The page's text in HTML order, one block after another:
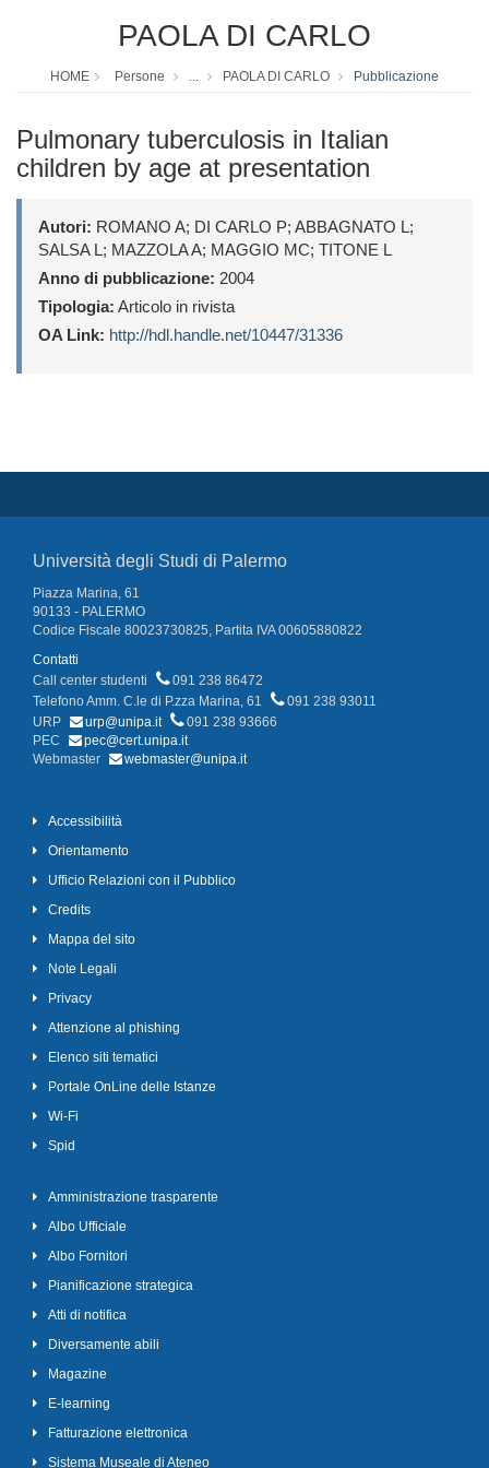
PAOLA DI CARLO
HOME Persone ... PAOLA DI CARLO Pubblicazione
Pulmonary tuberculosis in Italian
children by age at presentation
Autori: ROMANO A; DI CARLO P; ABBAGNATO L;
SALSA L; MAZZOLA A; MAGGIO MC; TITONE L
Anno di pubblicazione: 2004
Tipologia: Articolo in rivista
OA Link: http://hdl.handle.net/10447/31336
Università degli Studi di Palermo
Piazza Marina, 61
90133 - PALERMO
Codice Fiscale 80023730825, Partita IVA 00605880822
Contatti
Call center studenti
091 238 86472
Telefono Amm. C.le di P.zza Marina, 61
091 238 93011
URP
urp@unipa.it
091 238 93666
PEC
pec@cert.unipa.it
Webmaster
webmaster@unipa.it
Accessibilità
Orientamento
Ufficio Relazioni con il Pubblico
Credits
Mappa del sito
Note Legali
Privacy
Attenzione al phishing
Elenco siti tematici
Portale OnLine delle Istanze
Wi-Fi
Spid
Amministrazione trasparente
Albo Ufficiale
Albo Fornitori
Pianificazione strategica
Atti di notifica
Diversamente abili
Magazine
E-learning
Fatturazione elettronica
Sistema Museale di Ateneo